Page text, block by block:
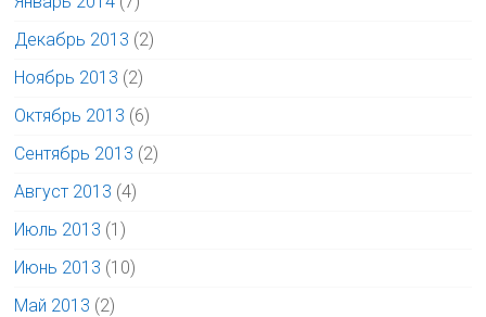
Декабрь 2013 (2)
Ноябрь 2013 (2)
Октябрь 2013 (6)
Сентябрь 2013 (2)
Август 2013 (4)
Июль 2013 (1)
Июнь 2013 (10)
Май 2013 (2)